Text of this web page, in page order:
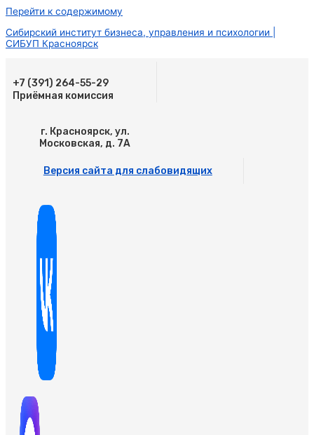
Перейти к содержимому
Сибирский институт бизнеса, управления и психологии |
СИБУП Красноярск
+7 (391) 264-55-29
Приёмная комиссия
г. Красноярск, ул.
Московская, д. 7А
Версия сайта для слабовидящих